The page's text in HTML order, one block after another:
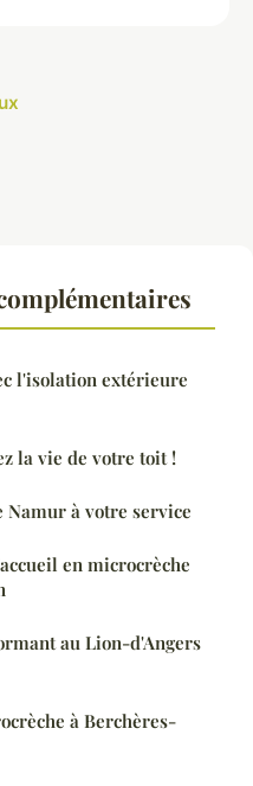
l'isolation extérieure
la vie de votre toit !
à votre service
en microcrèche
au Lion-d'Angers
à Berchères-